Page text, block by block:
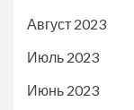
Август 2023
Июль 2023
Июнь 2023